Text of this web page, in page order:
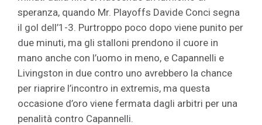
speranza, quando Mr. Playoffs Davide Conci segna
il gol dell’1-3. Purtroppo poco dopo viene punito per
due minuti, ma gli stalloni prendono il cuore in
mano anche con l’uomo in meno, e Capannelli e
Livingston in due contro uno avrebbero la chance
per riaprire l’incontro in extremis, ma questa
occasione d’oro viene fermata dagli arbitri per una
penalità contro Capannelli.